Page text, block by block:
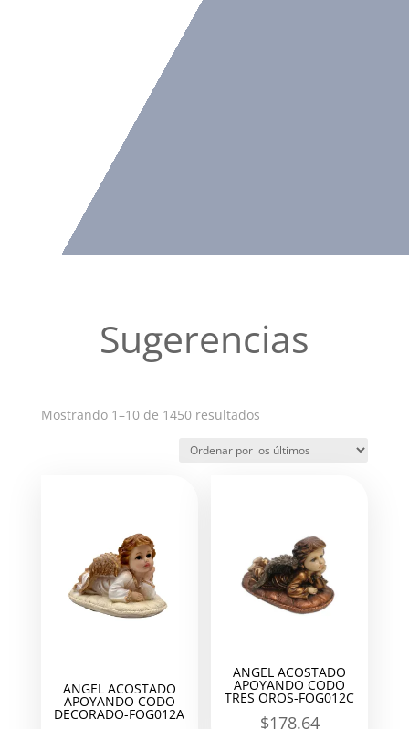
Sugerencias
Mostrando 1–10 de 1450 resultadosOrdenado
los
ANGEL ACOSTADO
APOYANDO CODO
DECORADO-FOG012A
ANGEL ACOSTADO
APOYANDO CODO
TRES OROS-FOG012C
$178.64